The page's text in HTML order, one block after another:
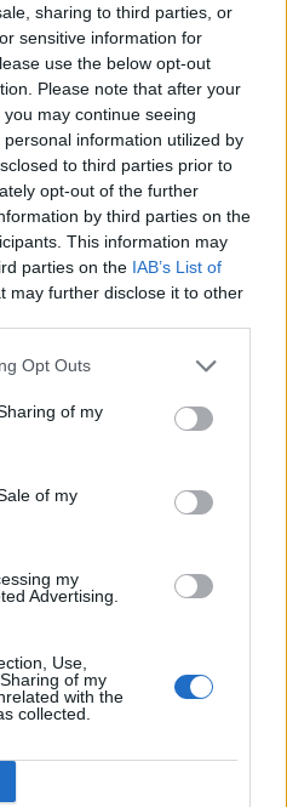
sharing to third parties, or
sensitive information for
use the below opt-out
Please note that after your
may continue seeing
information utilized by
to third parties prior to
opt-out of the further
by third parties on the
This information may
parties on the IAB’s List of
may further disclose it to other
Opt Outs
of my
of my
my
Advertising.
Use,
of my
with the
collected.
του διαφαίνεται
των ρόλων που
όσο και
βήματα εμφανίστηκε
ακόμη και ως ζεν-
ειδικεύτηκε σε πιο
-καλοσυνάτος,
αυστηρός πότε - πότε
«Ασκληπιείο» της
της ζωής του
υγείας,
εγκεφαλικών
στο Google News και